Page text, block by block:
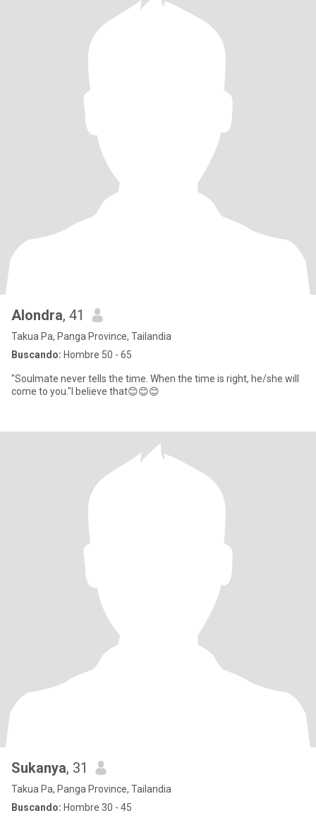
Alondra, 41
Takua Pa, Panga Province, Tailandia
Buscando: Hombre 50 - 65
"Soulmate never tells the time. When the time is right, he/she will
come to you."I believe that😊😊😊
Sukanya, 31
Takua Pa, Panga Province, Tailandia
Buscando: Hombre 30 - 45